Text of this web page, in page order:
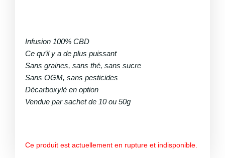
Infusion 100% CBD
Ce qu’il y a de plus puissant
Sans graines, sans thé, sans sucre
Sans OGM, sans pesticides
Décarboxylé en option
Vendue par sachet de 10 ou 50g
Ce produit est actuellement en rupture et indisponible.